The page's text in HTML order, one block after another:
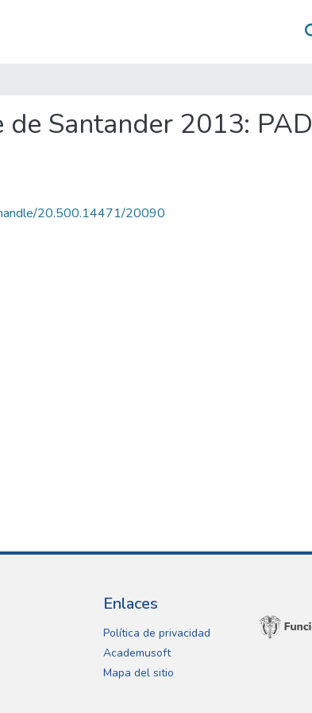
Santander 2013: PAD
20.500.14471/20090
Enlaces
Política de privacidad
Academusoft
Mapa del sitio